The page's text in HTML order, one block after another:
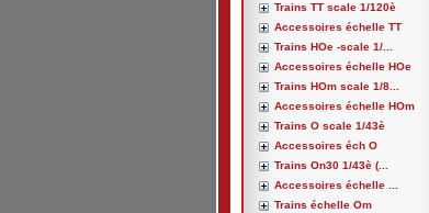
Trains TT scale 1/120è
Accessoires échelle TT
Trains HOe -scale 1/...
Accessoires échelle HOe
Trains HOm scale 1/8...
Accessoires échelle HOm
Trains O scale 1/43è
Accessoires éch O
Trains On30 1/43è (...
Accessoires échelle ...
Trains échelle Om